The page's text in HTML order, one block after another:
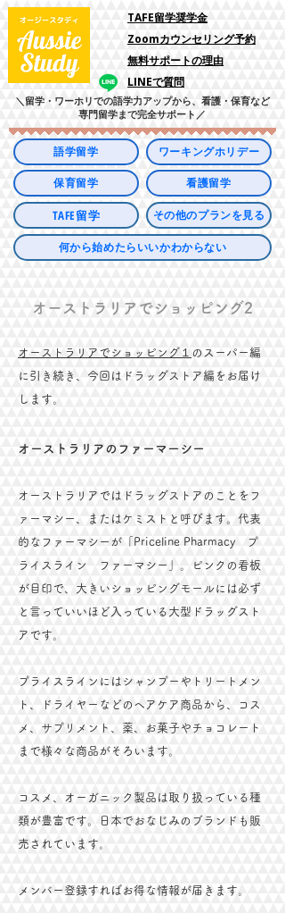
​TAFE留学奨学金
Zoomカウンセリング予約
​無料サポートの理由
LINEで質問
＼留学・ワーホリでの語学力アップから、看護・保育など
専門留学まで完全サポート／
語学留学
保育留学
TAFE留学
ワーキングホリデー
看護留学
その他のプランを見る
何から始めたらいいかわからない
オーストラリアでショッピング2
オーストラリアでショッピング１ のスーパー編
に引き続き、今回はドラッグストア編をお届け
します。
オーストラリアのファーマーシー
​オーストラリアではドラッグストアのことをフ
ァーマシー、またはケミストと呼びます。代表
的なファーマシーが「Priceline Pharmacy プ
ライスライン ファーマシー」。ピンクの看板
が目印で、大きいショッピングモールには必ず
と言っていいほど入っている大型ドラッグスト
アです。
プライスラインにはシャンプーやトリートメン
ト、ドライヤーなどのヘアケア商品から、コス
メ、サプリメント、薬、お菓子やチョコレート
まで様々な商品がそろいます。
コスメ、オーガニック製品は取り扱っている種
類が豊富です。日本でおなじみのブランドも販
売されています。
メンバー登録すればお得な情報が届きます。